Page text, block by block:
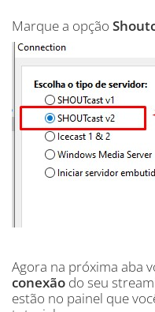
Marque a opção
Agora na próxima aba
conexão do seu
estão no painel que